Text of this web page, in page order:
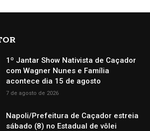
1º Jantar Show Nativista de Caçador
com Wagner Nunes e Família
acontece dia 15 de agosto
7 de agosto de 2026
Napoli/Prefeitura de Caçador estreia
sábado (8) no Estadual de vôlei